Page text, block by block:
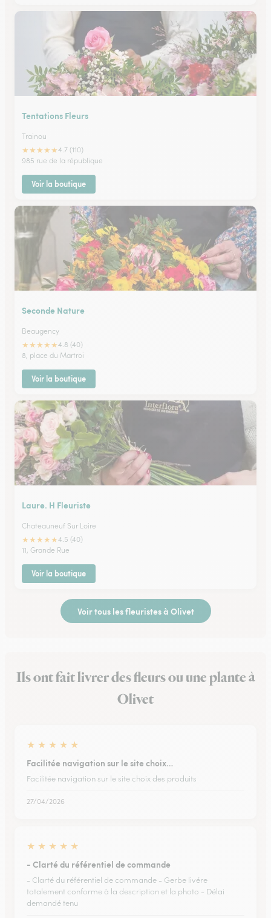
Tentations Fleurs
Trainou
★★★★★4.7 (110)
985 rue de la république
Voir la boutique
Seconde Nature
Beaugency
★★★★★4.8 (40)
8, place du Martroi
Voir la boutique
Laure. H Fleuriste
Chateauneuf Sur Loire
★★★★★4.5 (40)
11, Grande Rue
Voir la boutique
Voir tous les fleuristes à Olivet
Ils ont fait livrer des fleurs ou une plante à
Olivet
★ ★ ★ ★ ★
Facilitée navigation sur le site choix…
Facilitée navigation sur le site choix des produits
27/04/2026
★ ★ ★ ★ ★
- Clarté du référentiel de commande
- Clarté du référentiel de commande - Gerbe livére
totalement conforme à la description et la photo - Délai
demandé tenu